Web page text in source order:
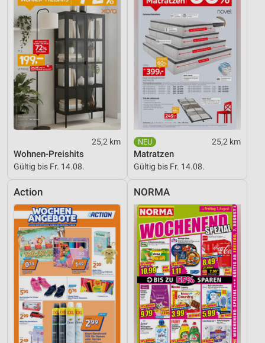
25,2 km
Wohnen-Preishits
Gültig bis Fr. 14.08.
25,2 km
Matratzen
Gültig bis Fr. 14.08.
Action NORMA